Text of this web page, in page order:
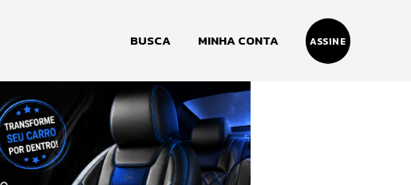
BUSCA MINHA CONTA ASSINE